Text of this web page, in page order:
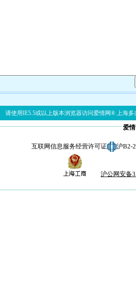
请使用IE5.5或以上版本浏览器访问爱情网® 上海多
爱
互联网信息服务经营许可证 沪B2-
沪公网安备